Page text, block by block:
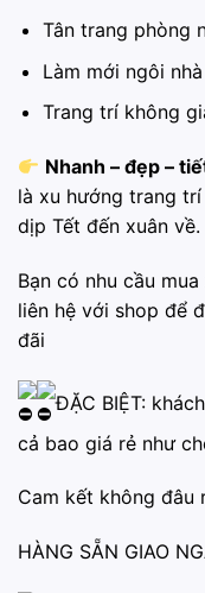
Tân trang phòng
Làm mới ngôi nhà
Trang trí không
Nhanh – đẹp –
là xu hướng trang
dịp Tết đến xuân về.
Bạn có nhu cầu mua
liên hệ với shop để
đãi
ĐẶC BIỆT:
cả bao giá rẻ như
Cam kết không đâu
HÀNG SẴN GIAO